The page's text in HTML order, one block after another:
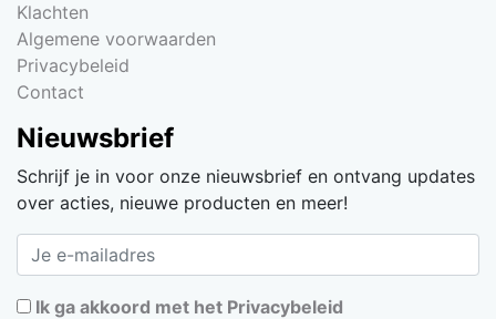
Klachten
Algemene voorwaarden
Privacybeleid
Contact
Nieuwsbrief
Schrijf je in voor onze nieuwsbrief en ontvang updates
over acties, nieuwe producten en meer!
Ik ga akkoord met het Privacybeleid